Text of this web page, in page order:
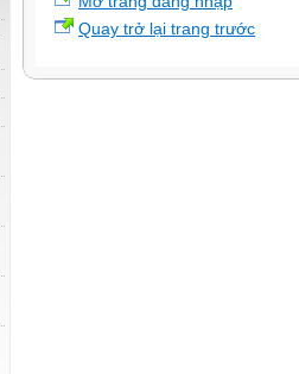
Quay trở lại trang trước